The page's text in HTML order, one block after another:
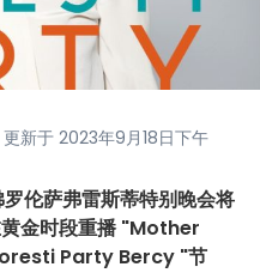
更新于 2023年9月18日下午
伦萨弗雷斯蒂特别晚会将
金时段重播 "Mother
Party Bercy "节